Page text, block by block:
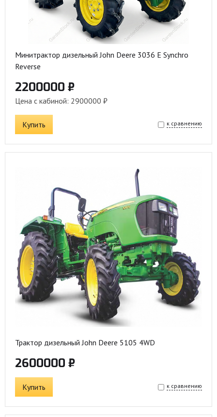
Минитрактор дизельный John Deere 3036 E Synchro
Reverse
2200000 ₽
Цена с кабиной: 2900000 ₽
Купить к сравнению
Трактор дизельный John Deere 5105 4WD
2600000 ₽
Купить к сравнению